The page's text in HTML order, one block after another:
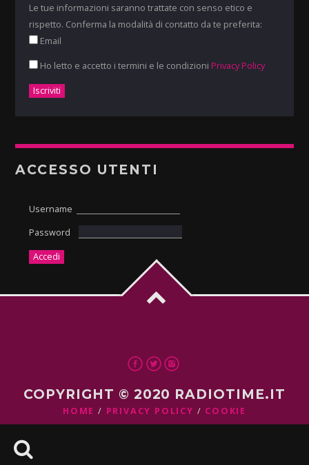
Le tue informazioni saranno trattate con senso etico e
rispetto. Conferma la modalità di contatto da te preferita:
Email
Ho letto e accetto i termini e le condizioni Privacy Policy
ACCESSO UTENTI
Username
Password
COPYRIGHT © 2020 RADIOTIME.IT
HOME PRIVACY POLICY COOKIE